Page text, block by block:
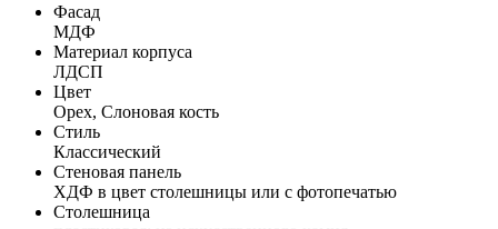
Фасад
МДФ
Материал корпуса
ЛДСП
Цвет
Орех, Слоновая кость
Стиль
Классический
Стеновая панель
ХДФ в цвет столешницы или с фотопечатью
Столешница